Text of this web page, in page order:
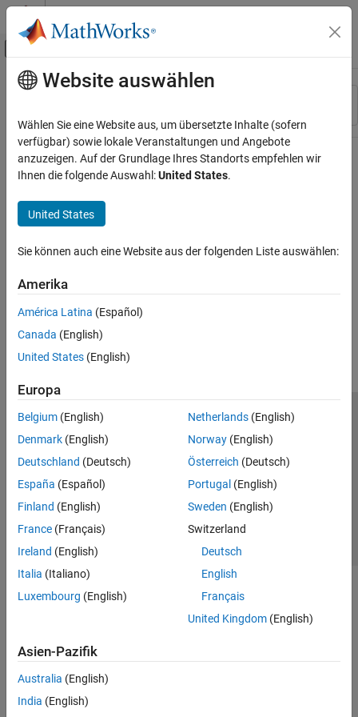
Weiter zum Inhalt
Umschaltung für Off-Canvas-
Ressource
Hauptinhalt
Website auswählen
Wählen Sie eine Website aus, um übersetzte Inhalte (sofern
verfügbar) sowie lokale Veranstaltungen und Angebote
anzuzeigen. Auf der Grundlage Ihres Standorts empfehlen wir
Ihnen die folgende Auswahl:United States.
United States
Sie können auch eine Website aus der folgenden Liste auswählen:
Amerika
América Latina (Español)
Canada (English)
United States (English)
Europa
Belgium (English)
Denmark (English)
Deutschland (Deutsch)
España (Español)
Finland (English)
France (Français)
Ireland (English)
Italia (Italiano)
Luxembourg (English)
Netherlands(English)
Norway(English)
Österreich (Deutsch)
Portugal (English)
Sweden (English)
Switzerland
Deutsch
English
Français
United Kingdom(English)
Asien-Pazifik
Australia (English)
India (English)
Trust Center
Datenschutz-Richtlinien
Datendiebstahl verhindern
Status von Anwendungen
© 1994-2026 The MathWorks, Inc.
Website auswählen
Deutschland